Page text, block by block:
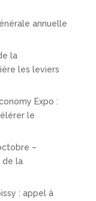
annuelle
la
les leviers
Expo :
le
–
de la
: appel à